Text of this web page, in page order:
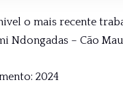
o mais recente
Ndongadas – Cão Mau
2024